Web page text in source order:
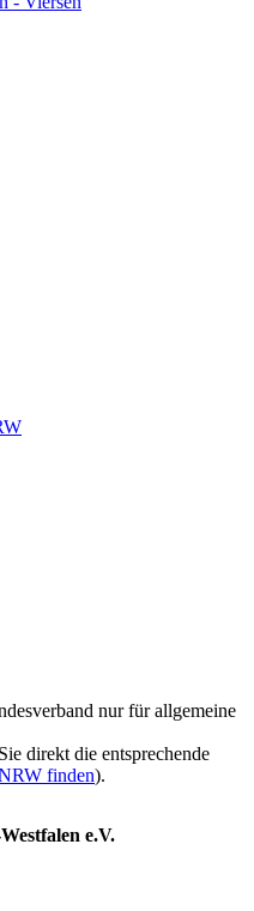
nur für allgemeine
direkt die entsprechende
finden).
e.V.